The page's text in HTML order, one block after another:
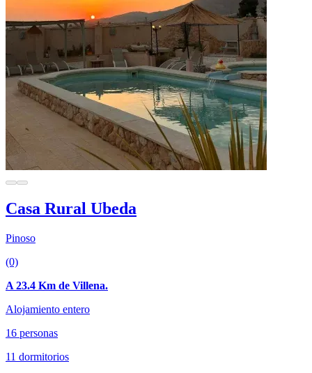
Casa Rural Ubeda
Pinoso
(0)
A 23.4 Km de Villena.
Alojamiento entero
16 personas
11 dormitorios